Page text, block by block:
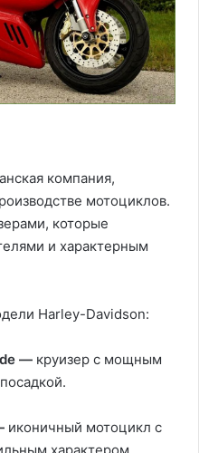
компания,
мотоциклов.
которые
и характерным
Harley-Davidson:
— круизер с мощным
иконичный мотоцикл с
характером.